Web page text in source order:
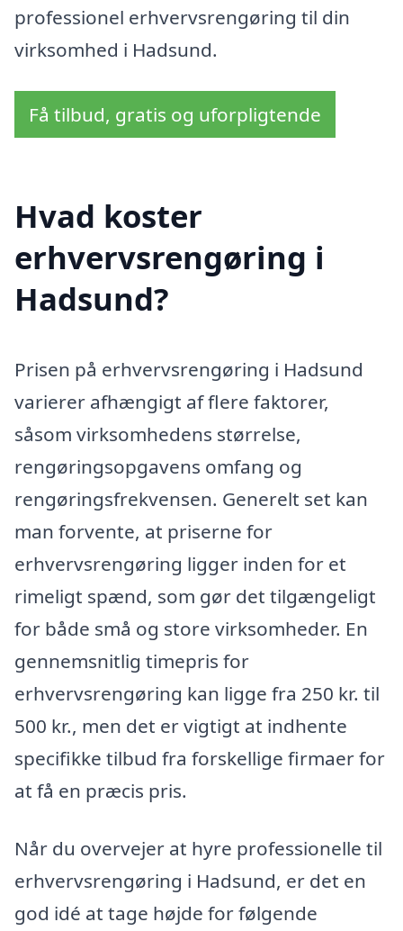
professionel erhvervsrengøring til din
virksomhed i Hadsund.
Få tilbud, gratis og uforpligtende
Hvad koster
erhvervsrengøring i
Hadsund?
Prisen på erhvervsrengøring i Hadsund
varierer afhængigt af flere faktorer,
såsom virksomhedens størrelse,
rengøringsopgavens omfang og
rengøringsfrekvensen. Generelt set kan
man forvente, at priserne for
erhvervsrengøring ligger inden for et
rimeligt spænd, som gør det tilgængeligt
for både små og store virksomheder. En
gennemsnitlig timepris for
erhvervsrengøring kan ligge fra 250 kr. til
500 kr., men det er vigtigt at indhente
specifikke tilbud fra forskellige firmaer for
at få en præcis pris.
Når du overvejer at hyre professionelle til
erhvervsrengøring i Hadsund, er det en
god idé at tage højde for følgende